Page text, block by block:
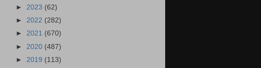
► 2023 (62)
► 2022 (282)
► 2021 (670)
► 2020 (487)
► 2019 (113)